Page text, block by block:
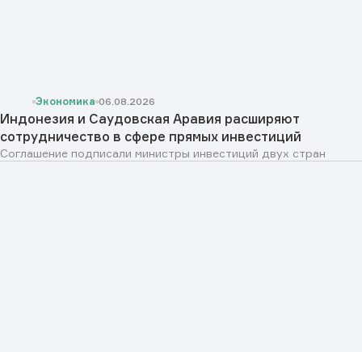
Экономика 06.08.2026
Индонезия и Саудовская Аравия расширяют
сотрудничество в сфере прямых инвестиций
Соглашение подписали министры инвестиций двух стран